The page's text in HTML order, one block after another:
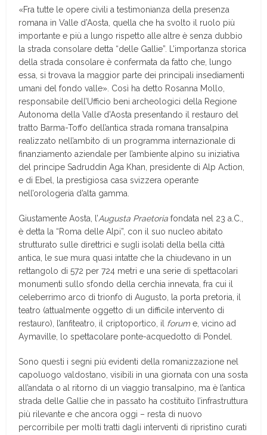
«Fra tutte le opere civili a testimonianza della presenza
romana in Valle d’Aosta, quella che ha svolto il ruolo più
importante e più a lungo rispetto alle altre è senza dubbio
la strada consolare detta “delle Gallie”. L’importanza storica
della strada consolare è confermata da fatto che, lungo
essa, si trovava la maggior parte dei principali insediamenti
umani del fondo valle». Così ha detto Rosanna Mollo,
responsabile dell’Ufficio beni archeologici della Regione
Autonoma della Valle d’Aosta presentando il restauro del
tratto Barma-Toffo dell’antica strada romana transalpina
realizzato nell’ambito di un programma internazionale di
finanziamento aziendale per l’ambiente alpino su iniziativa
del principe Sadruddin Aga Khan, presidente di Alp Action,
e di Ebel, la prestigiosa casa svizzera operante
nell’orologeria d’alta gamma.
Giustamente Aosta, l’Augusta Praetoria fondata nel 23 a.C.,
è detta la “Roma delle Alpi”, con il suo nucleo abitato
strutturato sulle direttrici e sugli isolati della bella città
antica, le sue mura quasi intatte che la chiudevano in un
rettangolo di 572 per 724 metri e una serie di spettacolari
monumenti sullo sfondo della cerchia innevata, fra cui il
celeberrimo arco di trionfo di Augusto, la porta pretoria, il
teatro (attualmente oggetto di un difficile intervento di
restauro), l’anfiteatro, il criptoportico, il forum e, vicino ad
Aymaville, lo spettacolare ponte-acquedotto di Pondel.
Sono questi i segni più evidenti della romanizzazione nel
capoluogo valdostano, visibili in una giornata con una sosta
all’andata o al ritorno di un viaggio transalpino, ma è l’antica
strada delle Gallie che in passato ha costituito l’infrastruttura
più rilevante e che ancora oggi – resta di nuovo
percorribile per molti tratti dagli interventi di ripristino curati